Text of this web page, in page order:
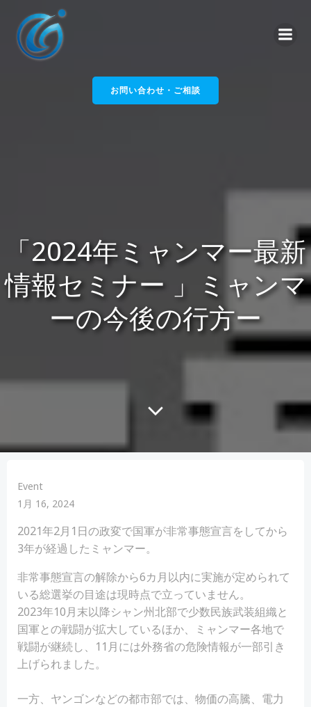
ツ
へ
ス
お問い合わせ・ご相談
「2024年ミャンマー最新
情報セミナー 」ミャンマ
ーの今後の行方ー
Event
1月 16, 2024
2021年2月1日の政変で国軍が非常事態宣言をしてから
3年が経過したミャンマー。
非常事態宣言の解除から6カ月以内に実施が定められて
いる総選挙の目途は現時点で立っていません。
2023年10月末以降シャン州北部で少数民族武装組織と
国軍との戦闘が拡大しているほか、ミャンマー各地で
戦闘が継続し、11月には外務省の危険情報が一部引き
上げられました。
一方、ヤンゴンなどの都市部では、物価の高騰、電力